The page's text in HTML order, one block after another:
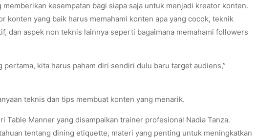
kesempatan bagi siapa saja untuk menjadi kreator konten.
konten yang baik harus memahami konten apa yang cocok, teknik
dan aspek non teknis lainnya seperti bagaimana memahami followers
pertama, kita harus paham diri sendiri dulu baru target audiens,”
teknis dan tips membuat konten yang menarik.
Table Manner yang disampaikan trainer profesional Nadia Tanza.
tentang dining etiquette, materi yang penting untuk meningkatkan